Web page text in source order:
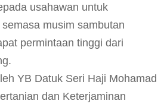
usahawan untuk
musim sambutan
permintaan tinggi dari
YB Datuk Seri Haji Mohamad
dan Keterjaminan